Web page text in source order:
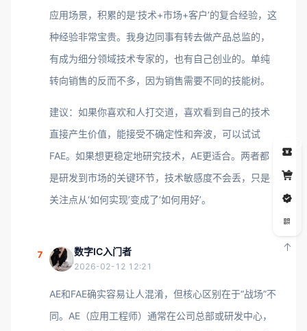
应用场景，积累的是‘技术+市场+客户’的复合经验，这
种经验非常宝贵。我身边同事有转去做产品总监的，
有成为细分领域技术专家的，也有自己创业的。单纯
转向销售的反而不多，因为销售需要不同的技能树。
建议：如果你喜欢和人打交道，喜欢看到自己的技术
直接产生价值，能接受不确定性和奔波，可以试试
FAE。如果想更稳定地研究技术，AE更适合。两者都
是研发到市场的关键环节，技术敏感度不会丢，只是
关注点从‘如何实现’变成了‘如何用好’。
7 数字IC入门者
2026-02-12 12:21
AE和FAE确实容易让人混淆，但核心区别在于“战场”不
同。AE（应用工程师）通常在公司总部或研发中心，